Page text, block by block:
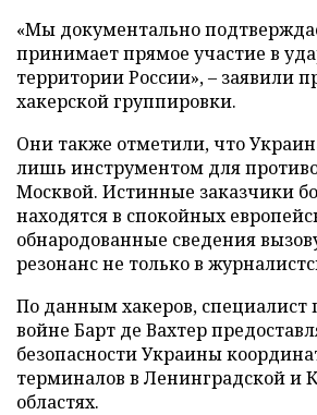
«Мы документально
принимает прямое участие в
территории России», – заявили
хакерской группировки.
Они также отметили, что
лишь инструментом для
Москвой. Истинные заказчики
находятся в спокойных
обнародованные сведения
резонанс не только в
По данным хакеров, специалист
войне Барт де Вахтер
безопасности Украины
терминалов в Ленинградской и
областях.